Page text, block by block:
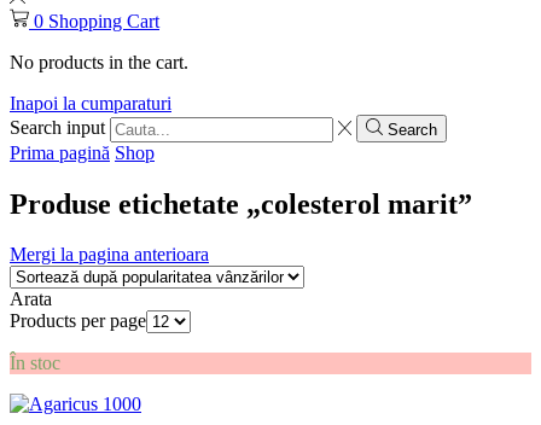
0 Shopping Cart
No products in the cart.
Inapoi la cumparaturi
Search input
Search
Prima pagină Shop
Produse etichetate „colesterol marit”
Mergi la pagina anterioara
Arata
Products per page
În stoc